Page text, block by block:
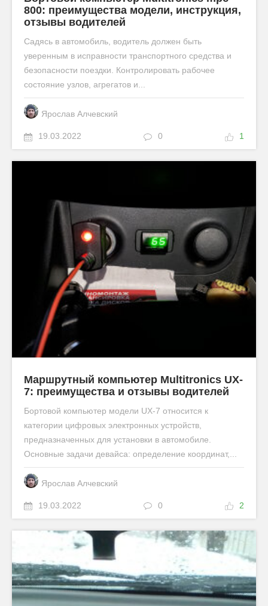
800: преимущества модели, инструкция,
отзывы водителей
Садясь в автомобиль, водитель должен быть
уверенным в исправности транспортного средства и
безопасности поездки. Контролировать рабочее
состояние узлов, агрегатов и...
Ярослав Алчевский
19.03.2022 0 1
Маршрутный компьютер Мultitronics UX-
7: преимущества и отзывы водителей
Бортовой компьютер модели UX-7 относится к
категории цифровых электронных устройств,
предназначенных для установки в автомобиле.
Основные задачи девайса: определение координат,...
Ярослав Алчевский
19.03.2022 0 2